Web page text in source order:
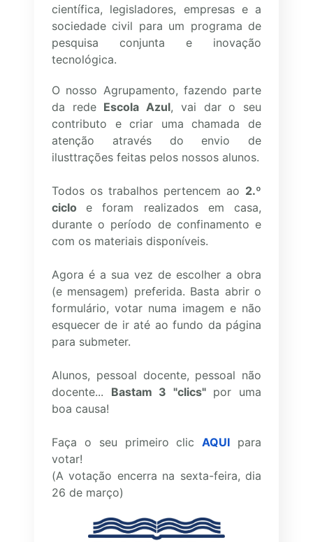
científica, legisladores, empresas e a
sociedade civil para um programa de
pesquisa conjunta e inovação
tecnológica.
O nosso Agrupamento, fazendo parte
da rede Escola Azul, vai dar o seu
contributo e criar uma chamada de
atenção através do envio de
ilusttrações feitas pelos nossos alunos.
Todos os trabalhos pertencem ao 2.º
cicloe foram realizados em casa,
durante o período de confinamento e
com os materiais disponíveis.
Agora é a sua vez de escolher a obra
(e mensagem) preferida. Basta abrir o
formulário, votar numa imagem e não
esquecer de ir até ao fundo da página
para submeter.
Alunos, pessoal docente, pessoal não
docente... Bastam 3 "clics"por uma
boa causa!
Faça o seu primeiro clicAQUI para
votar!
(A votação encerra na sexta-feira, dia
26 de março)